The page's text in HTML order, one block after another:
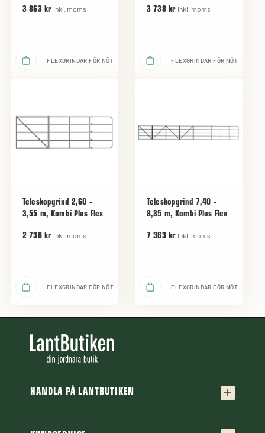
3 863 kr Inkl. moms
FLEXGRINDAR FÖR NÖT
3 738 kr Inkl. moms
FLEXGRINDAR FÖR NÖT
Teleskopgrind 2,60 -
3,55 m, Kombi Plus Flex
2 738 kr Inkl. moms
FLEXGRINDAR FÖR NÖT
Teleskopgrind 7,40 -
8,35 m, Kombi Plus Flex
7 363 kr Inkl. moms
FLEXGRINDAR FÖR NÖT
HANDLA PÅ LANTBUTIKEN